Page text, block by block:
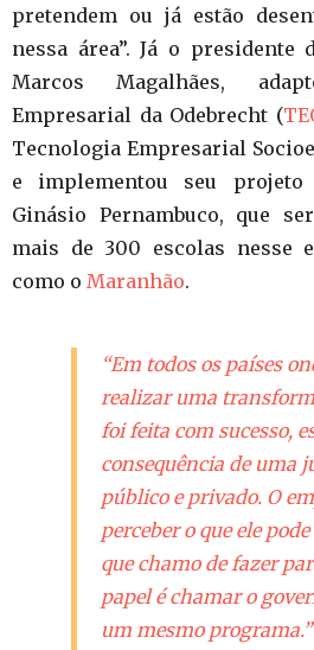
pretendem ou já estão
nessa área”. Já o presidente
Marcos Magalhães,
Empresarial da Odebrecht (
Tecnologia Empresarial
e implementou seu
Ginásio Pernambuco, que
mais de 300 escolas nesse
como o Maranhão.
“Em todos os países
realizar uma
foi feita com sucesso,
consequência de uma
público e privado. O
perceber o que ele
que chamo de fazer
papel é chamar o
um mesmo